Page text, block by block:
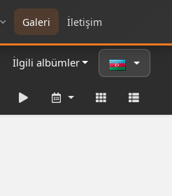
Galeri İletişim
İlgili albümler